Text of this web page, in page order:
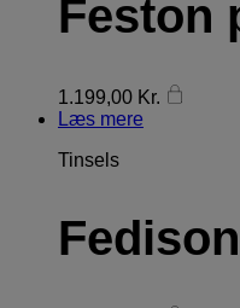
Feston
1.199,00 Kr.
Læs mere
Tinsels